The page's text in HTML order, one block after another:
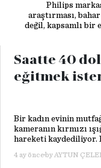
Philips
araştırması,
değil, kapsamlı bir
Saatte 40
eğitmek
Bir kadın evinin
kameranın kırmızı
hareketi kaydediliyor.
şirketine gidecek.
2026'da iş yapış
4 ay önceby AYTUN